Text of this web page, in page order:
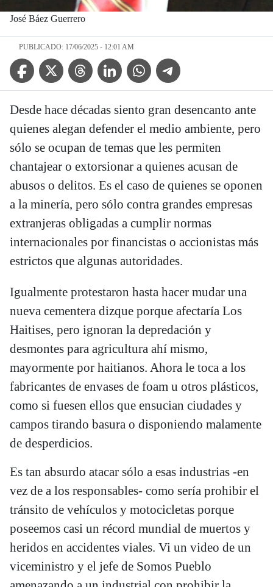
José Báez Guerrero
PUBLICADO: 17/06/2025 - 12:01 AM
Facebook IconTwitter IconThreads IconLinkedin IconWhatsApp IconTelegram Icon
Desde hace décadas siento gran desencanto ante
quienes alegan defender el medio ambiente, pero
sólo se ocupan de temas que les permiten
chantajear o extorsionar a quienes acusan de
abusos o delitos. Es el caso de quienes se oponen
a la minería, pero sólo contra grandes empresas
extranjeras obligadas a cumplir normas
internacionales por financistas o accionistas más
estrictos que algunas autoridades.
Igualmente protestaron hasta hacer mudar una
nueva cementera dizque porque afectaría Los
Haitises, pero ignoran la depredación y
desmontes para agricultura ahí mismo,
mayormente por haitianos. Ahora le toca a los
fabricantes de envases de foam u otros plásticos,
como si fuesen ellos que ensucian ciudades y
campos tirando basura o disponiendo malamente
de desperdicios.
Es tan absurdo atacar sólo a esas industrias -en
vez de a los responsables- como sería prohibir el
tránsito de vehículos y motocicletas porque
poseemos casi un récord mundial de muertos y
heridos en accidentes viales. Vi un video de un
viceministro y el jefe de Somos Pueblo